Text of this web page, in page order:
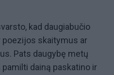
kad daugiabučio
poezijos skaitymus ar
Pats daugybę metų
dainą paskatino ir